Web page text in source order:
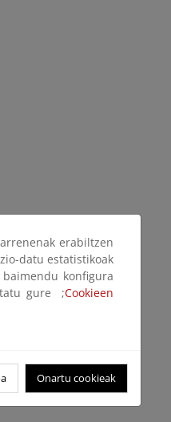
erabiltzen
datu estatistikoak
konfigura
gure ;Cookieen
Onartu cookieak